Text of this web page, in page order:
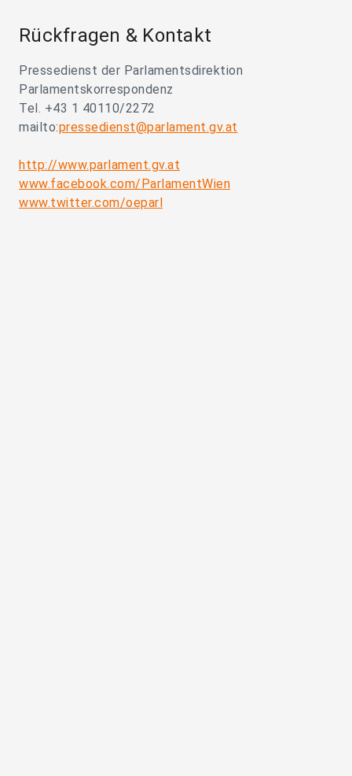
Rückfragen & Kontakt
Pressedienst der Parlamentsdirektion
Parlamentskorrespondenz
Tel. +43 1 40110/2272
mailto:pressedienst@parlament.gv.at
http://www.parlament.gv.at
www.facebook.com/ParlamentWien
www.twitter.com/oeparl